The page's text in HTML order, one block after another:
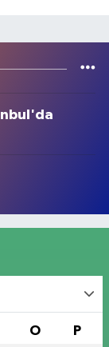
O P